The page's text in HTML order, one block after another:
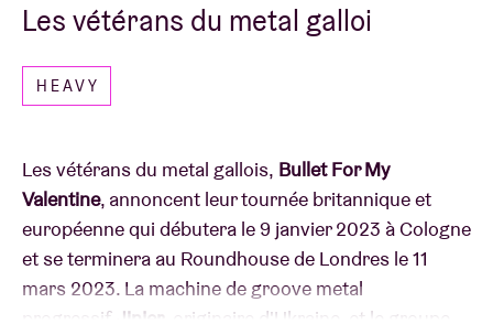
Les vétérans du metal galloi
HEAVY
Les vétérans du metal gallois, Bullet For My
Valentine, annoncent leur tournée britannique et
européenne qui débutera le 9 janvier 2023 à Cologne
et se terminera au Roundhouse de Londres le 11
mars 2023. La machine de groove metal
progressif Jinjer
, originaire d'Ukraine, et le groupe